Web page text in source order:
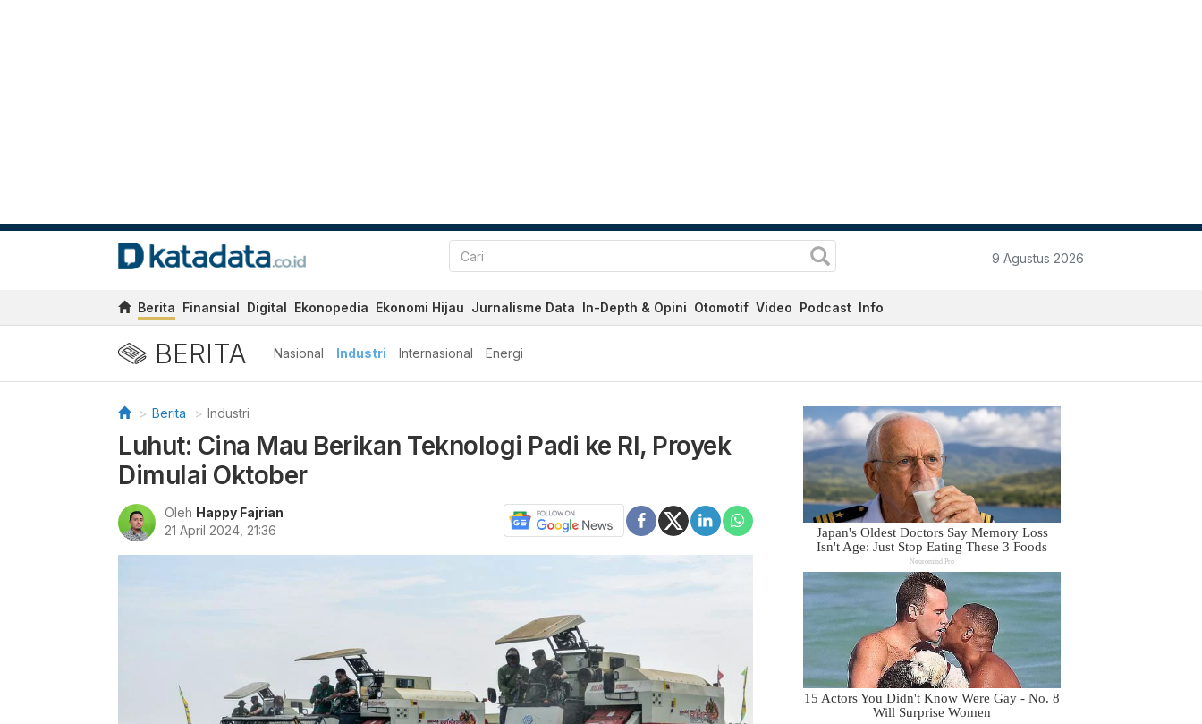
9 Agustus 2026
Berita Finansial Digital Ekonopedia Ekonomi Hijau Jurnalisme Data In-Depth & Opini Otomotif Video Podcast Info
BERITA Nasional Industri Internasional Energi
Berita Industri
Luhut: Cina Mau Berikan Teknologi Padi ke RI, Proyek
Dimulai Oktober
Oleh Happy Fajrian
21 April 2024, 21:36